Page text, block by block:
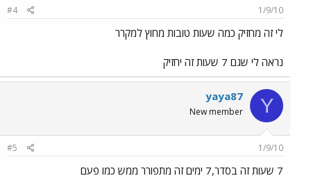
1/9/10
#4
לי זה מחזיק כמה שעות טובות מחוץ למקרר
נראה לי שגם 7 שעות זה יחזיק
Y
yaya87
New member
1/9/10
#5
7 שעות זה בסדר,7 ימים זה מתפורר ממש כמו פעם